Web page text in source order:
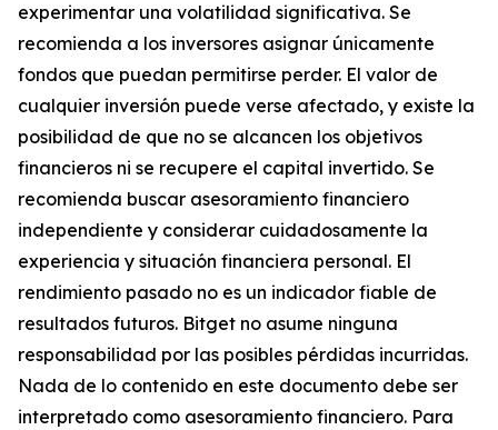
experimentar una volatilidad significativa. Se
recomienda a los inversores asignar únicamente
fondos que puedan permitirse perder. El valor de
cualquier inversión puede verse afectado, y existe la
posibilidad de que no se alcancen los objetivos
financieros ni se recupere el capital invertido. Se
recomienda buscar asesoramiento financiero
independiente y considerar cuidadosamente la
experiencia y situación financiera personal. El
rendimiento pasado no es un indicador fiable de
resultados futuros. Bitget no asume ninguna
responsabilidad por las posibles pérdidas incurridas.
Nada de lo contenido en este documento debe ser
interpretado como asesoramiento financiero. Para